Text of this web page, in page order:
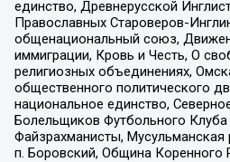
единство, Древнерусской
Православных Староверов-
общенациональный союз,
иммиграции, Кровь и Честь, О
религиозных объединениях,
общественного политического
национальное единство,
Болельщиков Футбольного
Файзрахманисты, Мусульманская
п. Боровский, Община Коренного